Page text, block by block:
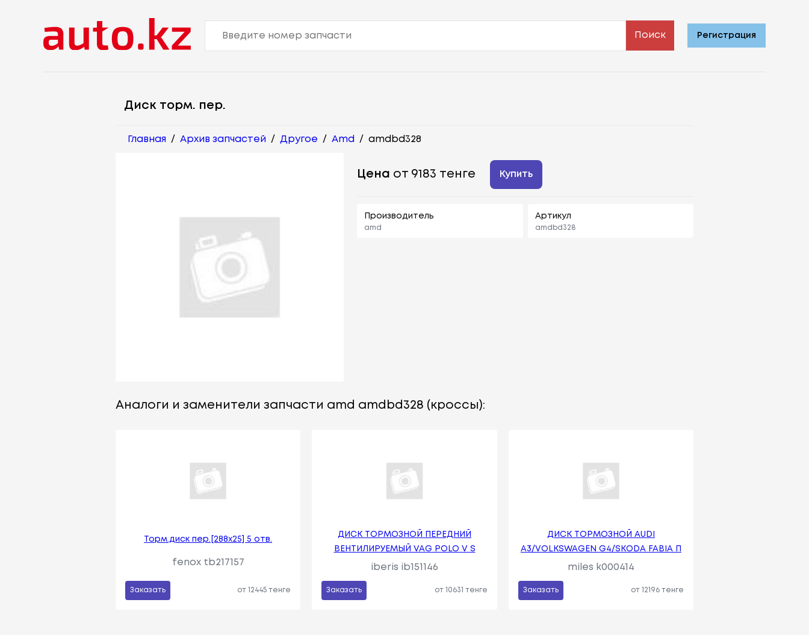
Поиск Регистрация
Диск торм. пер.
Главная / Архив запчастей / Другое / Amd / amdbd328
Цена от 9183 тенге Купить
Производитель
amd
Артикул
amdbd328
Аналоги и заменители запчасти amd amdbd328 (кроссы):
Торм.диск пер.[288x25] 5 отв.
fenox tb217157
Заказать от 12445 тенге
ДИСК ТОРМОЗНОЙ ПЕРЕДНИЙ
ВЕНТИЛИРУЕМЫЙ VAG POLO V S
iberis ib151146
Заказать от 10631 тенге
ДИСК ТОРМОЗНОЙ AUDI
A3/VOLKSWAGEN G4/SKODA FABIA П
miles k000414
Заказать от 12196 тенге